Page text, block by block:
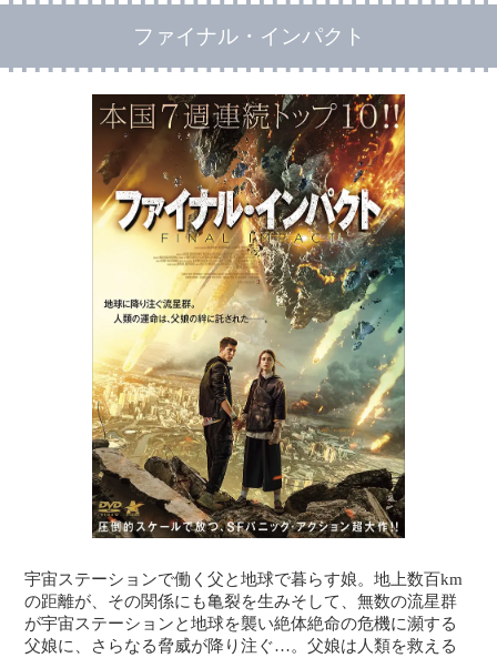
ファイナル・インパクト
宇宙ステーションで働く父と地球で暮らす娘。地上数百km
の距離が、その関係にも亀裂を生みそして、無数の流星群
が宇宙ステーションと地球を襲い絶体絶命の危機に瀕する
父娘に、さらなる脅威が降り注ぐ…。父娘は人類を救える